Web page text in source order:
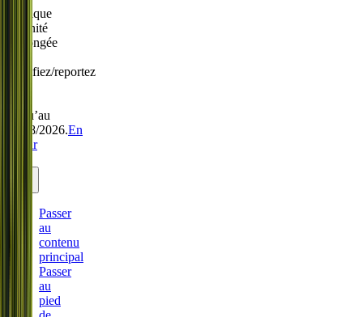
Politique
Sérénité
prolongée
modifiez/reportez
jusqu’au
31/08/2026.En
savoir
Passer
au
contenu
principal
Passer
au
pied